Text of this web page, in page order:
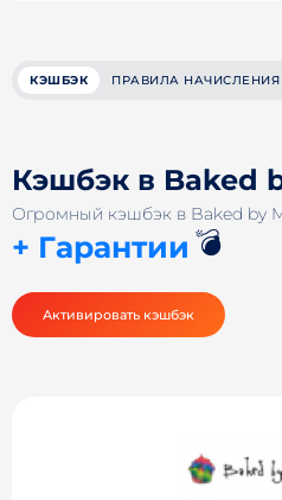
КЭШБЭК ПРАВИЛА НАЧИСЛЕНИЯ
Кэшбэк в Baked
Огромный кэшбэк в Baked by
+ Гарантии 💣
Активировать кэшбэк